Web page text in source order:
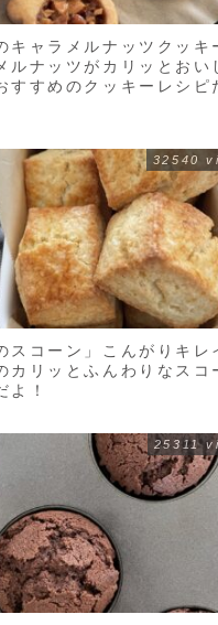
キャラメルナッツクッキ
ルナッツがカリッとおい
すすめのクッキーレシピ
スコーン」こんがりキレ
カリッとふんわりなスコ
よ！
32540
25311